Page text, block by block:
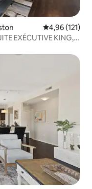
Évaluation
4,96 (121)
EXÉCUTIVE KING,